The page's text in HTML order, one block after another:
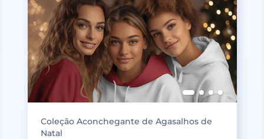
Coleção Aconchegante de Agasalhos de
Natal